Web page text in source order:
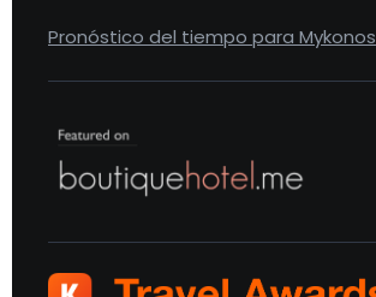
Pronóstico del tiempo para Mykonos